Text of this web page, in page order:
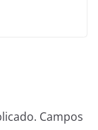
Campos